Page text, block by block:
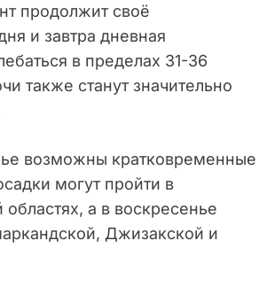
продолжит своё
и завтра дневная
в пределах 31-36
также станут значительно
возможны кратковременные
могут пройти в
а в воскресенье
Джизакской и